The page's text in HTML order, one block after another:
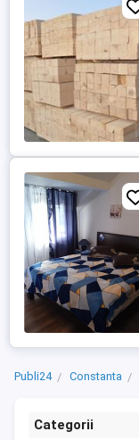
Publi24 Constanta
Categorii